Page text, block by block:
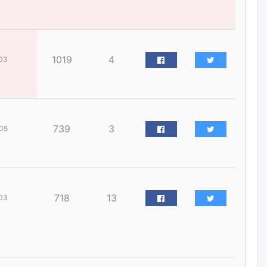
уржигдар
Орон сууц, нийтийн аж ахуй,
авто зам, тохижилт
холбоотой ГОМДОЛ их байгааг
суулгана гэх мэтээр дарамталдаг
1019 4
739 3
718 13